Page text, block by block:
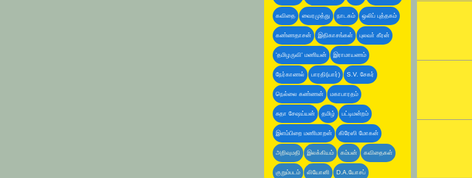
கவிதை வைரமுத்து நாடகம் ஒலிப் புத்தகம்
கண்ணதாசன் இதிகாசங்கள் புலவா் கீரன்
'தமிழருவி' மணியன் இராமாயணம்
நேர்காணல் பாரதி(யார்) S.V. சேகர்
நெல்லை கண்ணன் மகாபாரதம்
சுதா சேஷய்யன் தமிழ் பட்டிமன்றம்
இளம்பிறை மணிமாறன் கிரேஸி மோகன்
அறிவுமதி இலக்கியம் கம்பன் கவிதைகள்
குறும்படம் லியோனி D.A.யோசப்